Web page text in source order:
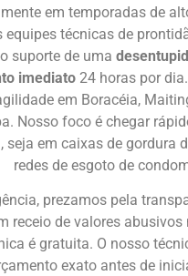
em temporadas de
equipes técnicas de
suporte de uma
imediato24 horas por
em Boracéia,
Nosso foco é chegar
seja em caixas de gordura
redes de esgoto de
prezamos pela
receio de valores abusivos
é gratuita. O nosso
exato antes de